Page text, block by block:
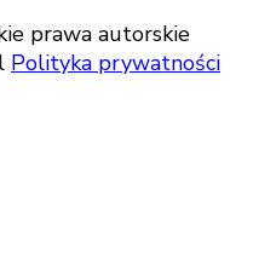
prawa autorskie
Polityka prywatności